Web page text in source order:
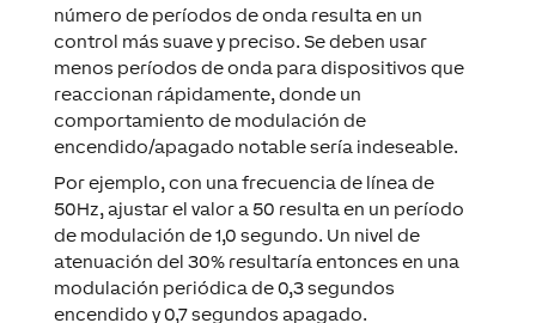
control más suave y preciso. Se deben usar
menos períodos de onda para dispositivos que
reaccionan rápidamente, donde un
comportamiento de modulación de
encendido/apagado notable sería indeseable.
Por ejemplo, con una frecuencia de línea de
50Hz, ajustar el valor a 50 resulta en un período
de modulación de 1,0 segundo. Un nivel de
atenuación del 30% resultaría entonces en una
modulación periódica de 0,3 segundos
encendido y 0,7 segundos apagado.